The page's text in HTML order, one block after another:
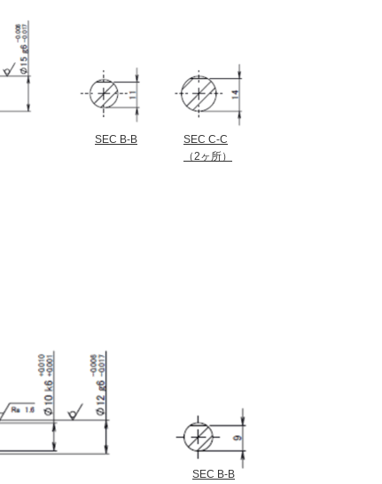
SEC B-B
SEC C-C
（2ヶ所）
SEC B-B